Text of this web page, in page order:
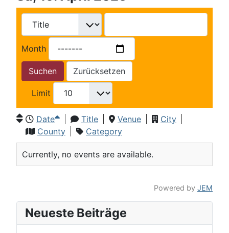
Month
Suchen Zurücksetzen
Limit
Date Title Venue
City
County
Category
Currently, no events are available.
Powered by JEM
Neueste Beiträge